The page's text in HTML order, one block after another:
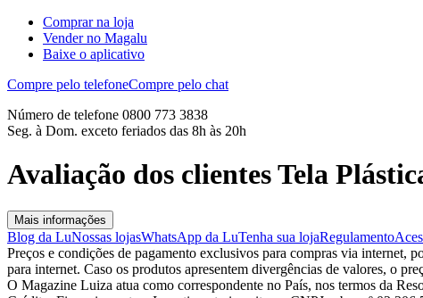
Comprar na loja
Vender no Magalu
Baixe o aplicativo
Compre pelo telefoneCompre pelo chat
Número de telefone 0800 773 3838
Seg. à Dom. exceto feriados das 8h às 20h
Avaliação dos clientes Tela
Mais informações
Blog da LuNossas lojasWhatsApp da LuTenha sua lojaRegulamento
Preços e condições de pagamento exclusivos para compras via internet,
para internet. Caso os produtos apresentem divergências de valores, o
O Magazine Luiza atua como correspondente no País, nos termos da